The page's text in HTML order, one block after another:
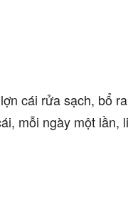
cái rửa sạch, bổ
mỗi ngày một lần,